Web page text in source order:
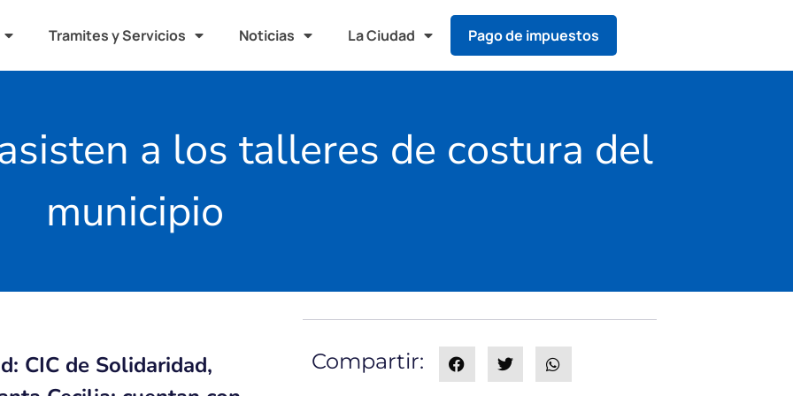
Tramites y Servicios Noticias La Ciudad Pago de impuestos
a los talleres de costura del
municipio
CIC de Solidaridad,
Compartir: